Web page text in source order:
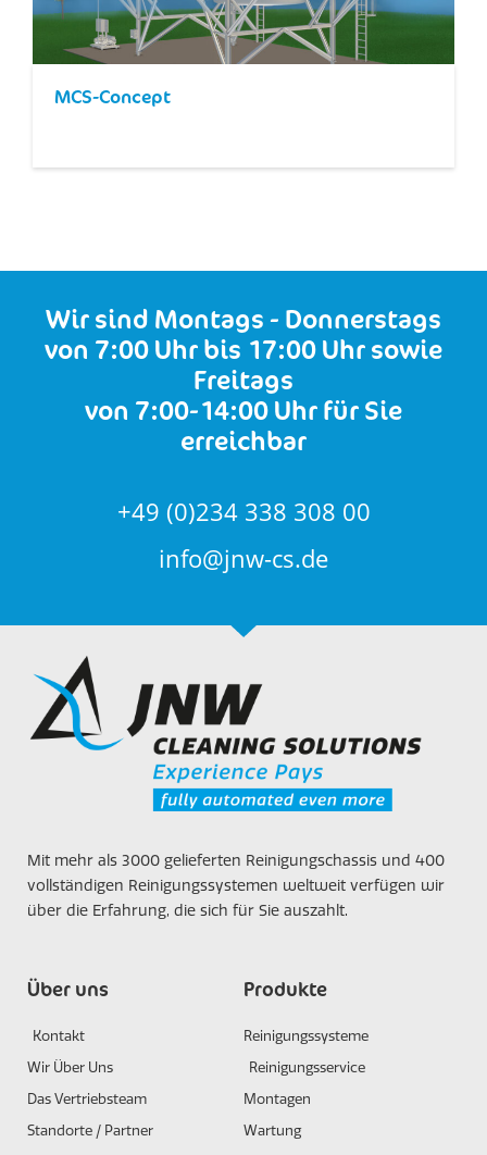
MCS-Concept
Wir sind Montags - Donnerstags
von 7:00 Uhr bis 17:00 Uhr sowie
Freitags
von 7:00-14:00 Uhr für Sie
erreichbar
+49 (0)234 338 308 00
info@jnw-cs.de
Mit mehr als 3000 gelieferten Reinigungschassis und 400
vollständigen Reinigungssystemen weltweit verfügen wir
über die Erfahrung, die sich für Sie auszahlt.
Über uns
Kontakt
Wir Über Uns
Das Vertriebsteam
Standorte / Partner
Produkte
Reinigungssysteme
Reinigungsservice
Montagen
Wartung